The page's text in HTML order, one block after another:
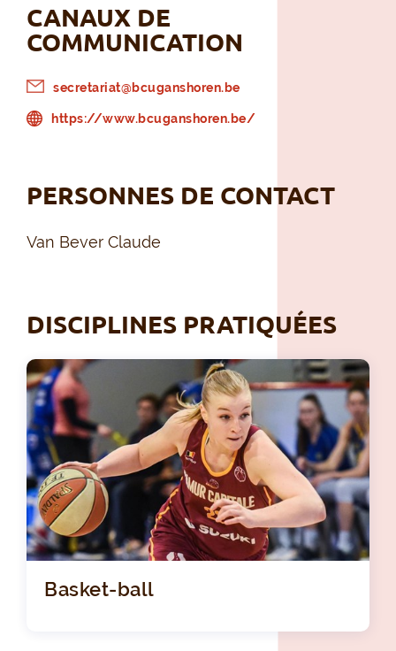
CANAUX DE
COMMUNICATION
secretariat@bcuganshoren.be
https://www.bcuganshoren.be/
PERSONNES DE CONTACT
Van Bever Claude
DISCIPLINES PRATIQUÉES
Basket-ball